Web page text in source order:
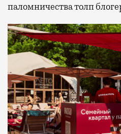
паломничества толп